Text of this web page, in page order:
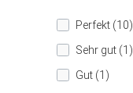
Perfekt (10)
Sehr gut (1)
Gut (1)